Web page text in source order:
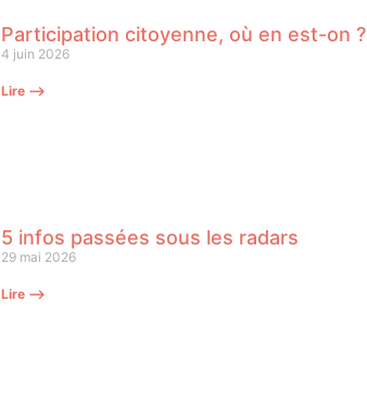
Participation citoyenne, où en est-on ?
4 juin 2026
Lire ⟶
5 infos passées sous les radars
29 mai 2026
Lire ⟶